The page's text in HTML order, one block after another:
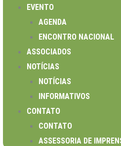
EVENTO
AGENDA
ENCONTRO NACIONAL
ASSOCIADOS
NOTÍCIAS
NOTÍCIAS
INFORMATIVOS
CONTATO
CONTATO
ASSESSORIA DE